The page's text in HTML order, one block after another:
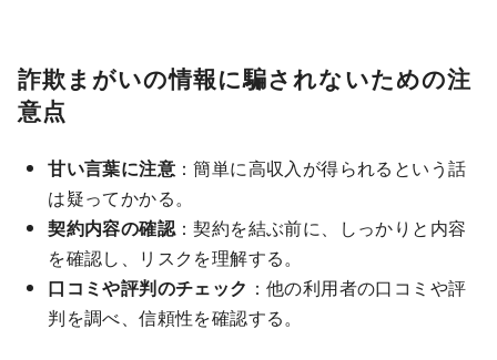
詐欺まがいの情報に騙されないための注
意点
甘い言葉に注意 ：簡単に高収入が得られるという話
は疑ってかかる。
契約内容の確認：契約を結ぶ前に、しっかりと内容
を確認し、リスクを理解する。
口コミや評判のチェック ：他の利用者の口コミや評
判を調べ、信頼性を確認する。